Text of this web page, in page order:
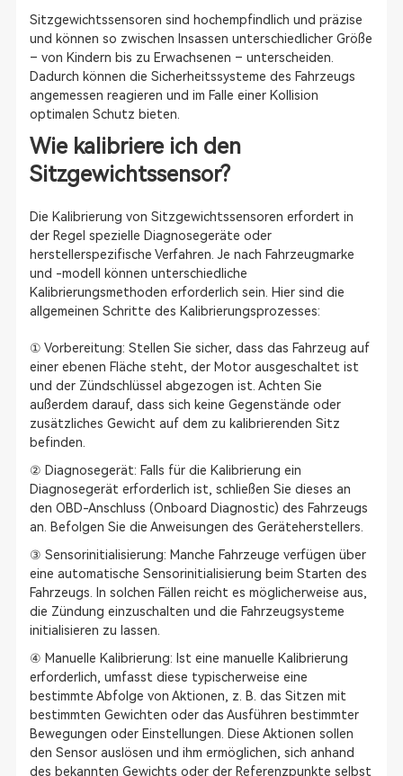
Sitzgewichtssensoren sind hochempfindlich und präzise
und können so zwischen Insassen unterschiedlicher Größe
– von Kindern bis zu Erwachsenen – unterscheiden.
Dadurch können die Sicherheitssysteme des Fahrzeugs
angemessen reagieren und im Falle einer Kollision
optimalen Schutz bieten.
Wie kalibriere ich den
Sitzgewichtssensor?
Die Kalibrierung von Sitzgewichtssensoren erfordert in
der Regel spezielle Diagnosegeräte oder
herstellerspezifische Verfahren. Je nach Fahrzeugmarke
und -modell können unterschiedliche
Kalibrierungsmethoden erforderlich sein. Hier sind die
allgemeinen Schritte des Kalibrierungsprozesses:
① Vorbereitung: Stellen Sie sicher, dass das Fahrzeug auf
einer ebenen Fläche steht, der Motor ausgeschaltet ist
und der Zündschlüssel abgezogen ist. Achten Sie
außerdem darauf, dass sich keine Gegenstände oder
zusätzliches Gewicht auf dem zu kalibrierenden Sitz
befinden.
② Diagnosegerät: Falls für die Kalibrierung ein
Diagnosegerät erforderlich ist, schließen Sie dieses an
den OBD-Anschluss (Onboard Diagnostic) des Fahrzeugs
an. Befolgen Sie die Anweisungen des Geräteherstellers.
③ Sensorinitialisierung: Manche Fahrzeuge verfügen über
eine automatische Sensorinitialisierung beim Starten des
Fahrzeugs. In solchen Fällen reicht es möglicherweise aus,
die Zündung einzuschalten und die Fahrzeugsysteme
initialisieren zu lassen.
④ Manuelle Kalibrierung: Ist eine manuelle Kalibrierung
erforderlich, umfasst diese typischerweise eine
bestimmte Abfolge von Aktionen, z. B. das Sitzen mit
bestimmten Gewichten oder das Ausführen bestimmter
Bewegungen oder Einstellungen. Diese Aktionen sollen
den Sensor auslösen und ihm ermöglichen, sich anhand
des bekannten Gewichts oder der Referenzpunkte selbst